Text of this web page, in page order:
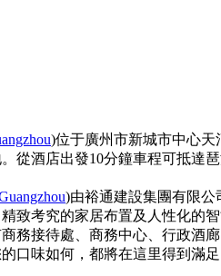
)位于廣州市新城市中心
從酒店出發10分鐘車程可抵達
)由裕通建設集團有限公
致考究的家居布置及人性化的
接待處、商務中心、行政酒廊
味如何，都將在這里得到滿